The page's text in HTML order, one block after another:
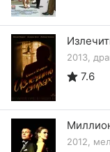
2013,
7.6
2012,